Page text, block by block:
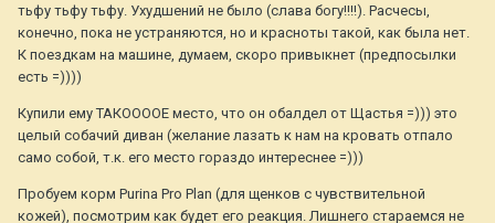
тьфу тьфу тьфу. Ухудшений не было (слава богу!!!!). Расчесы,
конечно, пока не устраняются, но и красноты такой, как была нет.
К поездкам на машине, думаем, скоро привыкнет (предпосылки
есть =))))
Купили ему ТАКООООЕ место, что он обалдел от Щастья =))) это
целый собачий диван (желание лазать к нам на кровать отпало
само собой, т.к. его место гораздо интереснее =)))
Пробуем корм Purina Pro Plan (для щенков с чувствительной
кожей), посмотрим как будет его реакция. Лишнего стараемся не